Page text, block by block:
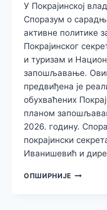
У Покрајинској
Споразум о
активне политике
Покрајинског
и туризам и
запошљавање.
предвиђена је
обухваћених
планом
2026. годину.
покрајински
Иванишевић и
ОПШИРНИЈЕ